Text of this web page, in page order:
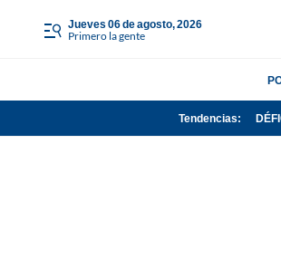
jueves 06 de agosto, 2026
Primero la gente
Tendencias: